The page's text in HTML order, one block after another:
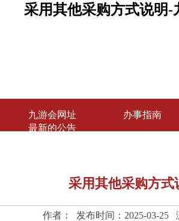
采用其他采购方式说明-
九游会网址
最新的公告
办事指南
采用其他采购方式
作者： 发布时间：2025-03-25